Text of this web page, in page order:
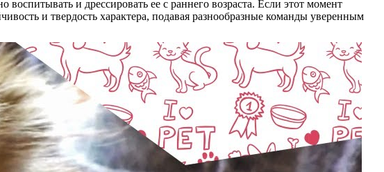
и дрессировать ее с раннего возраста. Если этот момент
и твердость характера, подавая разнообразные команды уверенным